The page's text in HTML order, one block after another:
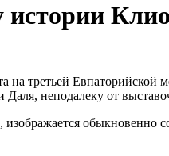
истории
на третьей
Даля, неподалеку от
обыкновенно